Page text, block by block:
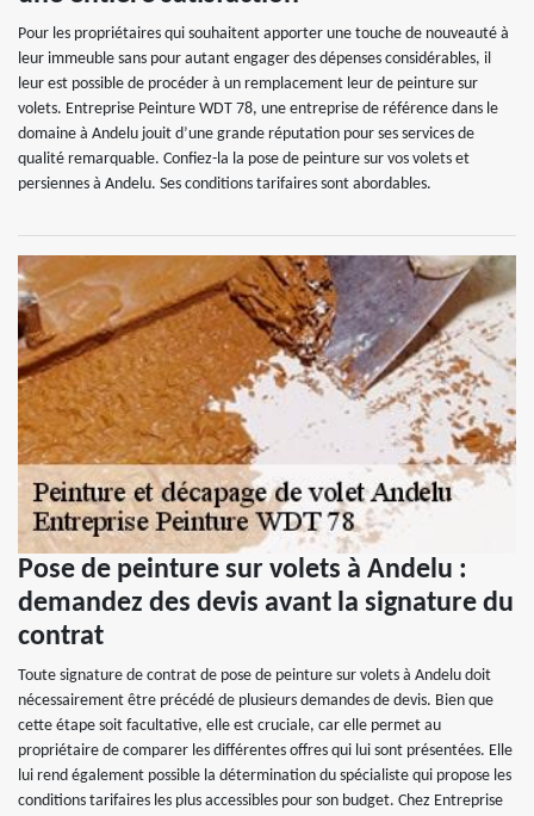
Pour les propriétaires qui souhaitent apporter une touche de nouveauté à
leur immeuble sans pour autant engager des dépenses considérables, il
leur est possible de procéder à un remplacement leur de peinture sur
volets. Entreprise Peinture WDT 78, une entreprise de référence dans le
domaine à Andelu jouit d’une grande réputation pour ses services de
qualité remarquable. Confiez-la la pose de peinture sur vos volets et
persiennes à Andelu. Ses conditions tarifaires sont abordables.
Pose de peinture sur volets à Andelu :
demandez des devis avant la signature du
contrat
Toute signature de contrat de pose de peinture sur volets à Andelu doit
nécessairement être précédé de plusieurs demandes de devis. Bien que
cette étape soit facultative, elle est cruciale, car elle permet au
propriétaire de comparer les différentes offres qui lui sont présentées. Elle
lui rend également possible la détermination du spécialiste qui propose les
conditions tarifaires les plus accessibles pour son budget. Chez Entreprise